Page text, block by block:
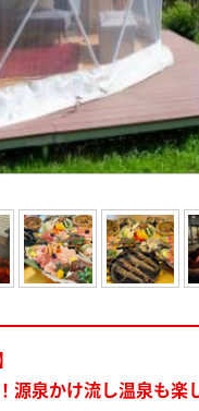
源泉かけ流し温泉も